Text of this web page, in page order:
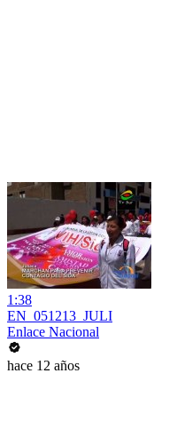
1:38
EN_051213_JULI
Enlace Nacional
hace 12 años